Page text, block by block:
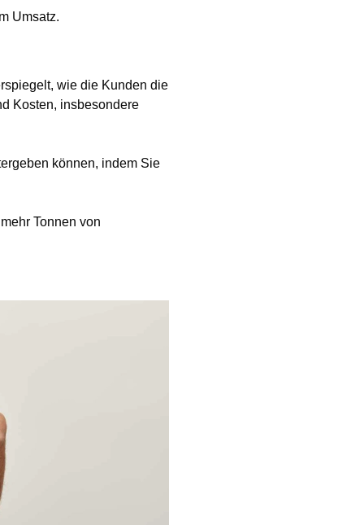
Umsatz.
wie die Kunden die
Kosten, insbesondere
können, indem Sie
Tonnen von